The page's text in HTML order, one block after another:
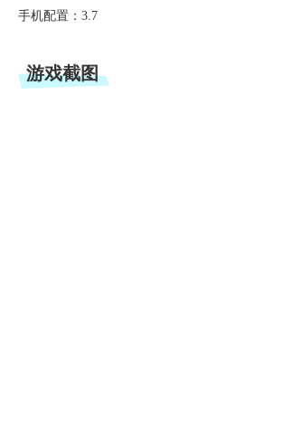
手机配置：3.7
游戏截图